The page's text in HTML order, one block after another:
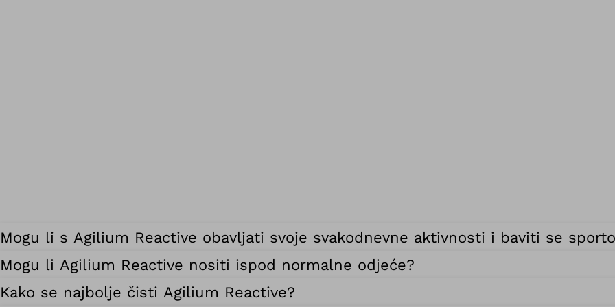
Mogu li s Agilium Reactive obavljati svoje svakodnevne aktivnosti i baviti se
Mogu li Agilium Reactive nositi ispod normalne odjeće?
Kako se najbolje čisti Agilium Reactive?